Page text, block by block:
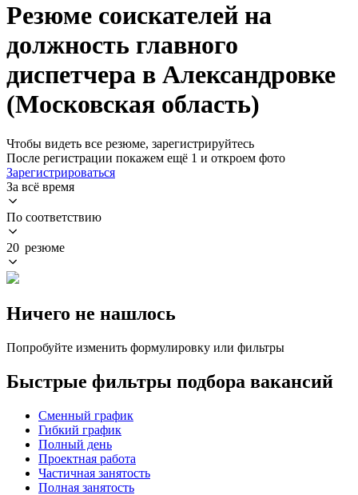
Резюме соискателей на
должность главного
диспетчера в Александровке
(Московская область)
Чтобы видеть все резюме, зарегистрируйтесь
После регистрации покажем ещё 1 и откроем фото
Зарегистрироваться
За всё время
По соответствию
20 резюме
Ничего не нашлось
Попробуйте изменить формулировку или фильтры
Быстрые фильтры подбора вакансий
Сменный график
Гибкий график
Полный день
Проектная работа
Частичная занятость
Полная занятость